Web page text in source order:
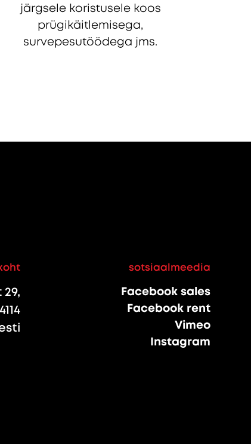
järgsele koristusele koos
prügikäitlemisega,
survepesutöödega jms.
sotsiaalmeedia
Facebook sales
Facebook rent
Vimeo
Instagram